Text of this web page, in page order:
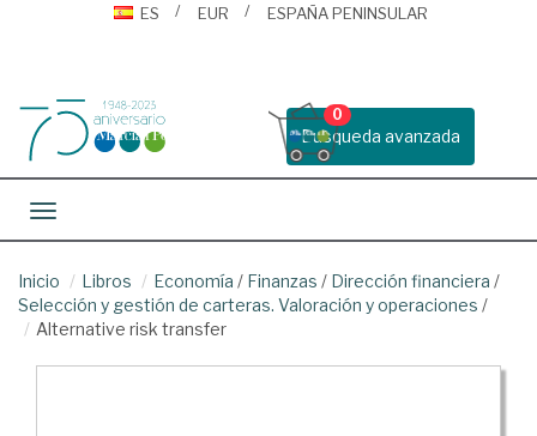
ES
EUR ESPAÑA PENINSULAR
Busqueda avanzada
0
Toggle navigation
Inicio Libros Economía / Finanzas / Dirección financiera /
Selección y gestión de carteras. Valoración y operaciones /
Alternative risk transfer